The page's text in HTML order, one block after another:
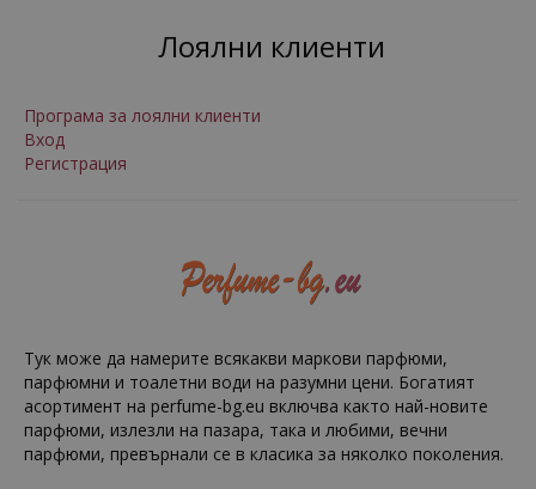
Лоялни клиенти
Програма за лоялни клиенти
Вход
Регистрация
Тук може да намерите всякакви маркови парфюми,
парфюмни и тоалетни води на разумни цени. Богатият
асортимент на perfume-bg.eu включва както най-новите
парфюми, излезли на пазара, така и любими, вечни
парфюми, превърнали се в класика за няколко поколения.